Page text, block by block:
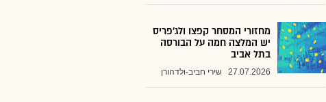
מחזורי המסחר קפצו ולג'פריס
יש המלצה חמה על הבורסה
בתל אביב
27.07.2026 שירי חביב-ולדהורן